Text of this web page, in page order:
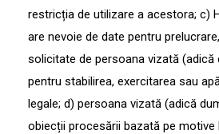
restricția de utilizare a acestora; c)
are nevoie de date pentru
solicitate de persoana vizată (adică
pentru stabilirea, exercitarea sau
legale; d) persoana vizată (adică
obiecții procesării bazată pe motive